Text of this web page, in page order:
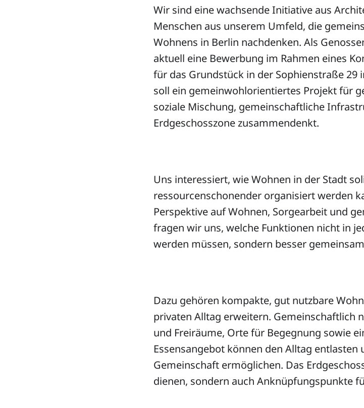
Wir sind eine wachsende Initiative aus
Menschen aus unserem Umfeld, die
Wohnens in Berlin nachdenken. Als
aktuell eine Bewerbung im Rahmen eines
für das Grundstück in der Sophienstraße 29
soll ein gemeinwohlorientiertes Projekt für
soziale Mischung, gemeinschaftliche
Erdgeschosszone zusammendenkt.
Uns interessiert, wie Wohnen in der Stadt
ressourcenschonender organisiert werden
Perspektive auf Wohnen, Sorgearbeit und
fragen wir uns, welche Funktionen nicht in
werden müssen, sondern besser
Dazu gehören kompakte, gut nutzbare
privaten Alltag erweitern. Gemeinschaftlich
und Freiräume, Orte für Begegnung sowie
Essensangebot können den Alltag entlasten
Gemeinschaft ermöglichen. Das
dienen, sondern auch Anknüpfungspunkte